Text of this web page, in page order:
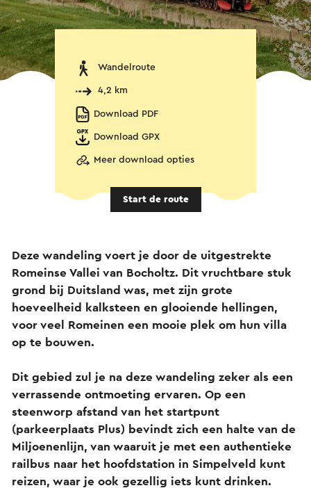
Wandelroute
4,2 km
Download PDF
Download GPX
Meer download opties
Start de route
Deze wandeling voert je door de uitgestrekte
Romeinse Vallei van Bocholtz. Dit vruchtbare stuk
grond bij Duitsland was, met zijn grote
hoeveelheid kalksteen en glooiende hellingen,
voor veel Romeinen een mooie plek om hun villa
op te bouwen.
Dit gebied zul je na deze wandeling zeker als een
verrassende ontmoeting ervaren. Op een
steenworp afstand van het startpunt
(parkeerplaats Plus) bevindt zich een halte van de
Miljoenenlijn, van waaruit je met een authentieke
railbus naar het hoofdstation in Simpelveld kunt
reizen, waar je ook gezellig iets kunt drinken.